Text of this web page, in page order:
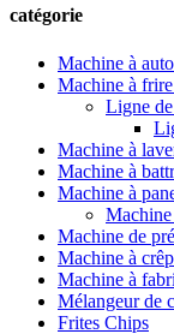
catégorie
Machine à
Machine à
Ligne
Machine à
Machine à
Machine à
Machine
Machine de
Machine à
Machine à
Mélangeur de
Frites Chips